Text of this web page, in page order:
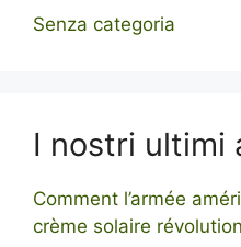
Senza categoria
I nostri ultimi
Comment l’armée
crème solaire